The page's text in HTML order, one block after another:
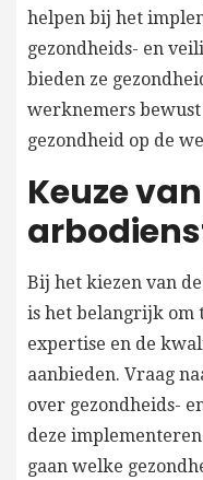
helpen bij het
gezondheids- en
bieden ze
werknemers
gezondheid op de
Keuze
Bij het kiezen van
is het belangrijk om
expertise en de
aanbieden. Vraag
over gezondheids-
deze
gaan welke